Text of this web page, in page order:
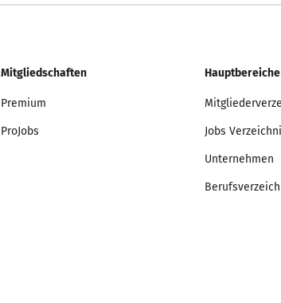
Mitgliedschaften
Premium
ProJobs
Hauptbereiche
Jobs
Unternehmen